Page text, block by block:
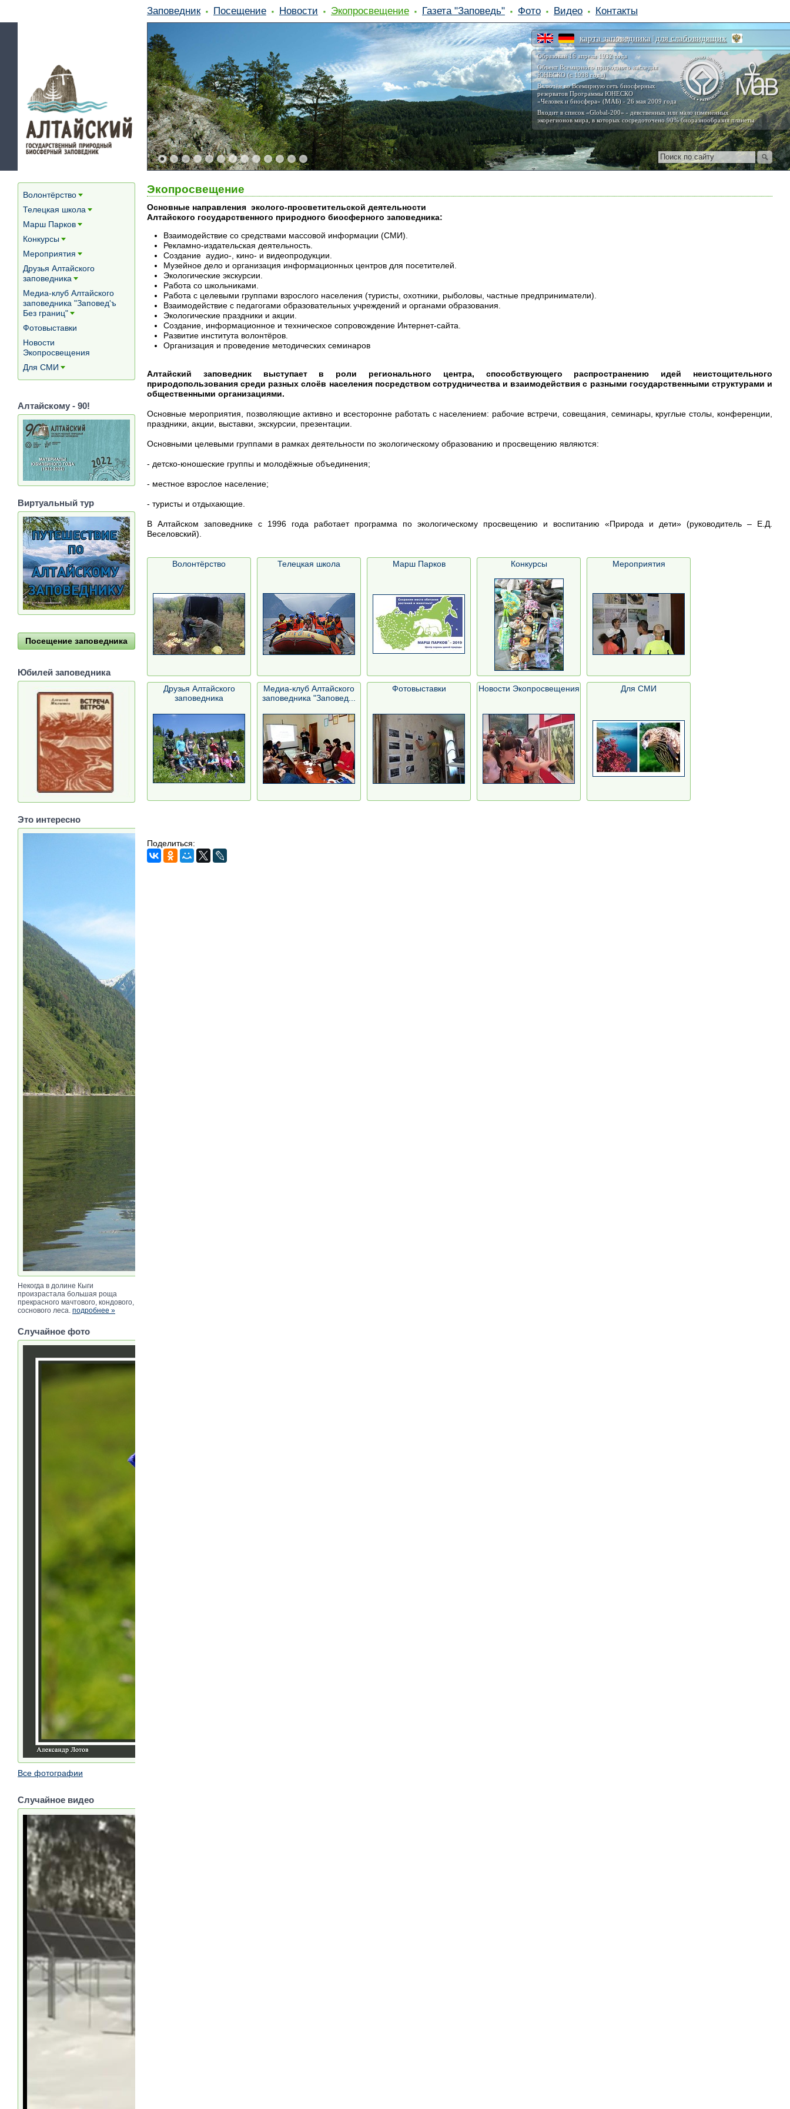
карта заповедника | для слабовидящих
Образован 16 апреля 1932 года
Объект Всемирного природного наследия
ЮНЕСКО (с 1998 года)
Включён во Всемирную сеть биосферных
резерватов Программы ЮНЕСКО
«Человек и биосфера» (МАБ) - 26 мая 2009 года
Входит в список «Global-200» - девственных или мало изменённых
экорегионов мира, в которых сосредоточено 90% биоразнообразия планеты
Заповедник Посещение Новости Экопросвещение Газета "Заповедь" Фото Видео Контакты
Экопросвещение
Основные направления эколого-просветительской деятельности
Алтайского государственного природного биосферного заповедника:
Взаимодействие со средствами массовой информации (СМИ).
Рекламно-издательская деятельность.
Создание аудио-, кино- и видеопродукции.
Музейное дело и организация информационных центров для посетителей.
Экологические экскурсии.
Работа со школьниками.
Работа с целевыми группами взрослого населения (туристы, охотники, рыболовы, частные предприниматели).
Взаимодействие с педагогами образовательных учреждений и органами образования.
Экологические праздники и акции.
Создание, информационное и техническое сопровождение Интернет-сайта.
Развитие института волонтёров.
Организация и проведение методических семинаров
Алтайский заповедник выступает в роли регионального центра, способствующего распространению идей неистощительного
природопользования среди разных слоёв населения посредством сотрудничества и взаимодействия с разными государственными структурами и
общественными организациями.
Основные мероприятия, позволяющие активно и всесторонне работать с населением: рабочие встречи, совещания, семинары, круглые столы, конференции,
праздники, акции, выставки, экскурсии, презентации.
Основными целевыми группами в рамках деятельности по экологическому образованию и просвещению являются:
- детско-юношеские группы и молодёжные объединения;
- местное взрослое население;
- туристы и отдыхающие.
В Алтайском заповеднике с 1996 года работает программа по экологическому просвещению и воспитанию «Природа и дети» (руководитель – Е.Д.
Веселовский).
Волонтёрство Телецкая школа Марш Парков Конкурсы Мероприятия
Друзья Алтайского
заповедника
Медиа-клуб Алтайского
заповедника "Заповед...
Фотовыставки Новости Экопросвещения Для СМИ
Поделиться:
Волонтёрство
Телецкая школа
Марш Парков
Конкурсы
Мероприятия
Друзья Алтайского
заповедника
Медиа-клуб Алтайского
заповедника "Заповед'ъ
Без границ"
Фотовыставки
Новости
Экопросвещения
Для СМИ
Алтайскому - 90!
Виртуальный тур
Посещение заповедника
Юбилей заповедника
Это интересно
Некогда в долине Кыги
произрастала большая роща
прекрасного мачтового, кондового,
соснового леса. подробнее »
Случайное фото
Все фотографии
Случайное видео